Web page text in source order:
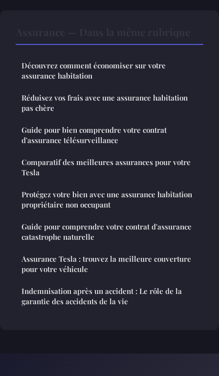
Découvrez comment économiser sur votre
assurance habitation
Réduisez vos frais avec une assurance habitation
pas chère
Guide pour bien comprendre votre contrat
d'assurance télésurveillance
Comparatif des meilleures assurances pour votre
Tesla
Protégez votre bien avec une assurance habitation
propriétaire non occupant
Guide pour comprendre votre contrat d'assurance
catastrophe naturelle
Assurance Tesla : trouvez la meilleure couverture
pour votre véhicule
Indemnisation après un accident : Le rôle de la
garantie des accidents de la vie